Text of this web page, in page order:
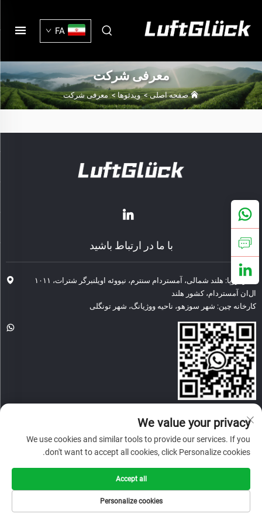
FA
معرفی شرکت
صفحه اصلی>ویدئوها>معرفی شرکت
با ما در ارتباط باشید
دفتر اروپا: هلند شمالی، آمستردام سنترم، نیووئه اویلنبرگر شترات، ۱۰۱۱
ال‌ان آمستردام، کشور هلند
کارخانه چین: شهر سوزهو، ناحیه ووژیانگ، شهر تونگلی
کپی‌رایت © 2026 شرکت فناوری چین گلوری و دستاورد سوژو. همه حقوق محفوظ
است.
سیاست حفظ حریم خصوصی
We value your privacy
We use cookies and similar tools to provide our services. If you
don't want to accept all cookies, click Personalize cookies.
Personalize cookies
Accept all